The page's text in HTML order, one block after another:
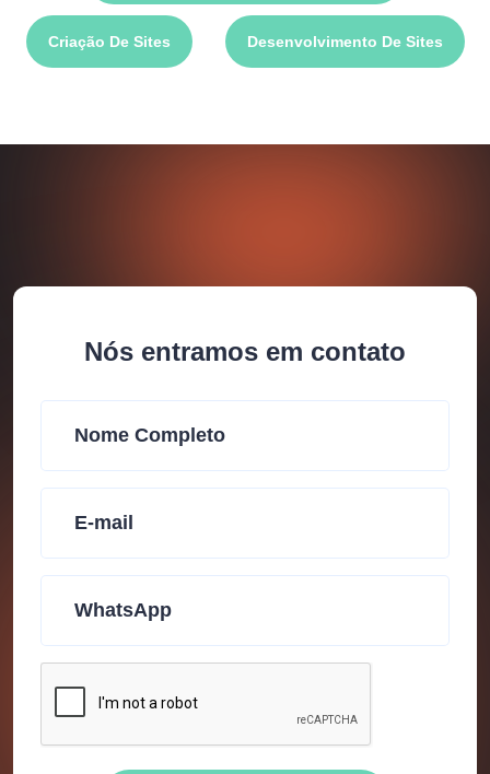
Criação De Sites Desenvolvimento De Sites
Nós entramos em contato